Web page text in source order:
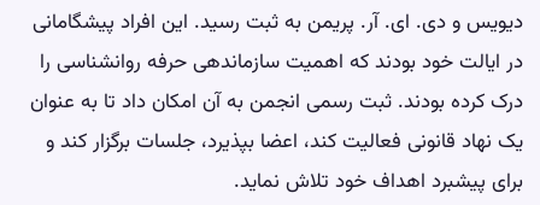
دیویس و دی. ای. آر. پریمن به ثبت رسید. این افراد پیشگامانی
در ایالت خود بودند که اهمیت سازماندهی حرفه روانشناسی را
درک کرده بودند. ثبت رسمی انجمن به آن امکان داد تا به عنوان
یک نهاد قانونی فعالیت کند، اعضا بپذیرد، جلسات برگزار کند و
برای پیشبرد اهداف خود تلاش نماید.